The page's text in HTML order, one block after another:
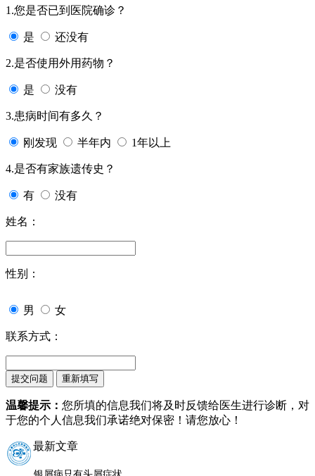
1.您是否已到医院确诊？
是 还没有
2.是否使用外用药物？
是 没有
3.患病时间有多久？
刚发现 半年内 1年以上
4.是否有家族遗传史？
有 没有
姓名：
性别：
男 女
联系方式：
温馨提示： 您所填的信息我们将及时反馈给医生进行诊断，对
于您的个人信息我们承诺绝对保密！请您放心！
最新文章